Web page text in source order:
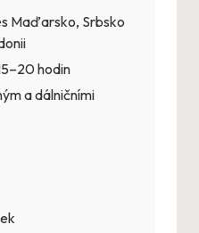
Maďarsko, Srbsko
hodin
a dálničními